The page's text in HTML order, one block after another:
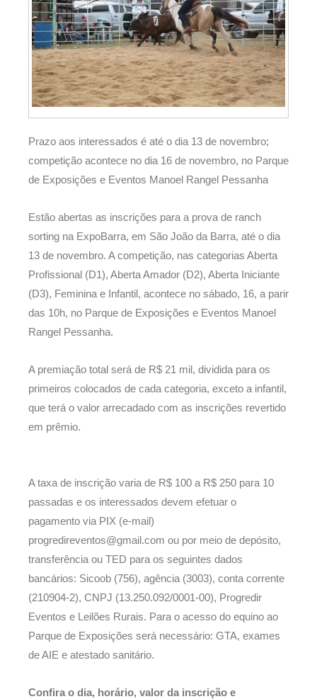
Prazo aos interessados é até o dia 13 de novembro;
competição acontece no dia 16 de novembro, no Parque
de Exposições e Eventos Manoel Rangel Pessanha
Estão abertas as inscrições para a prova de ranch
sorting na ExpoBarra, em São João da Barra, até o dia
13 de novembro. A competição, nas categorias Aberta
Profissional (D1), Aberta Amador (D2), Aberta Iniciante
(D3), Feminina e Infantil, acontece no sábado, 16, a parir
das 10h, no Parque de Exposições e Eventos Manoel
Rangel Pessanha.
A premiação total será de R$ 21 mil, dividida para os
primeiros colocados de cada categoria, exceto a infantil,
que terá o valor arrecadado com as inscrições revertido
em prêmio.
A taxa de inscrição varia de R$ 100 a R$ 250 para 10
passadas e os interessados devem efetuar o
pagamento via PIX (e-mail)
progredireventos@gmail.com ou por meio de depósito,
transferência ou TED para os seguintes dados
bancários: Sicoob (756), agência (3003), conta corrente
(210904-2), CNPJ (13.250.092/0001-00), Progredir
Eventos e Leilões Rurais. Para o acesso do equino ao
Parque de Exposições será necessário: GTA, exames
de AIE e atestado sanitário.
Confira o dia, horário, valor da inscrição e